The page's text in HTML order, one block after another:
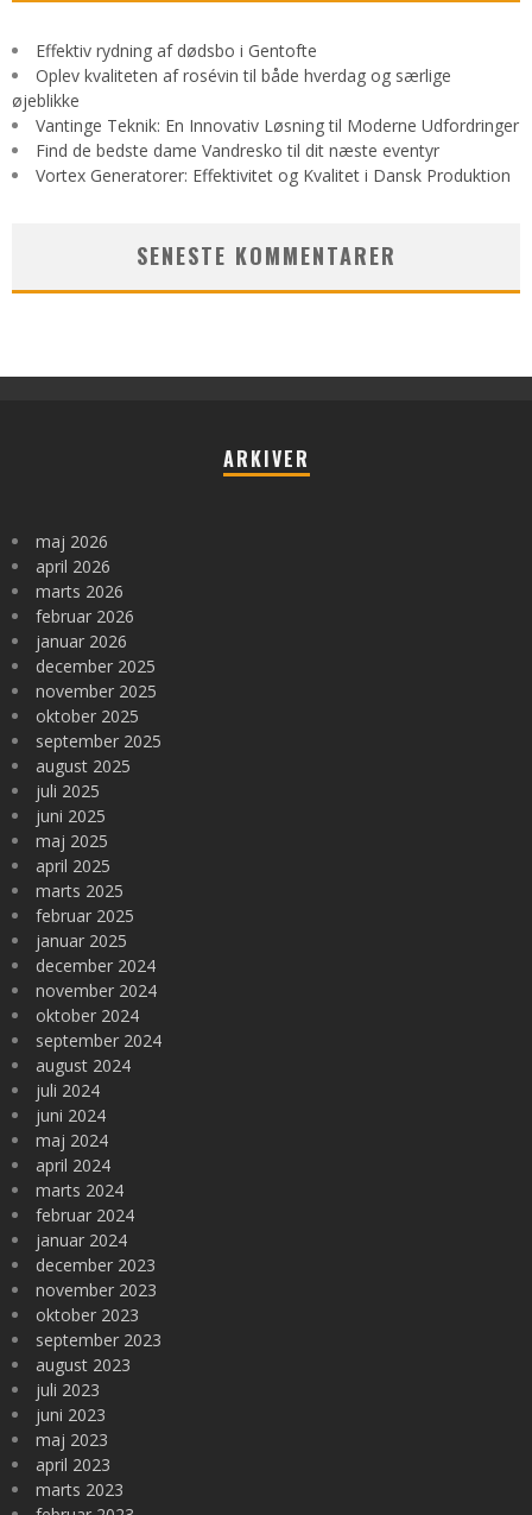
Effektiv rydning af dødsbo i Gentofte
Oplev kvaliteten af rosévin til både hverdag og særlige
øjeblikke
Vantinge Teknik: En Innovativ Løsning til Moderne Udfordringer
Find de bedste dame Vandresko til dit næste eventyr
Vortex Generatorer: Effektivitet og Kvalitet i Dansk Produktion
SENESTE KOMMENTARER
ARKIVER
maj 2026
april 2026
marts 2026
februar 2026
januar 2026
december 2025
november 2025
oktober 2025
september 2025
august 2025
juli 2025
juni 2025
maj 2025
april 2025
marts 2025
februar 2025
januar 2025
december 2024
november 2024
oktober 2024
september 2024
august 2024
juli 2024
juni 2024
maj 2024
april 2024
marts 2024
februar 2024
januar 2024
december 2023
november 2023
oktober 2023
september 2023
august 2023
juli 2023
juni 2023
maj 2023
april 2023
marts 2023